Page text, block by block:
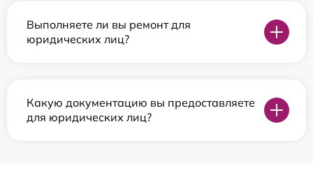
Выполняете ли вы ремонт для
юридических лиц?
Какую документацию вы предоставляете
для юридических лиц?